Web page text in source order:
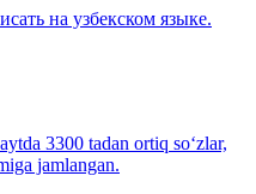
на узбекском языке.
3300 tadan ortiq so‘zlar,
jamlangan.